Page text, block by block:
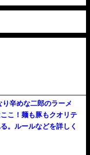
辛めな二郎のラーメ
こ！麺も豚もクオリテ
。ルールなどを詳しく